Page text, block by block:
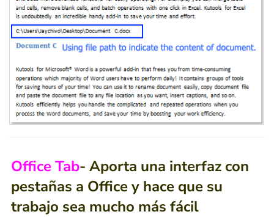
Office Tab- Aporta una interfaz con
pestañas a Office y hace que su
trabajo sea mucho más fácil